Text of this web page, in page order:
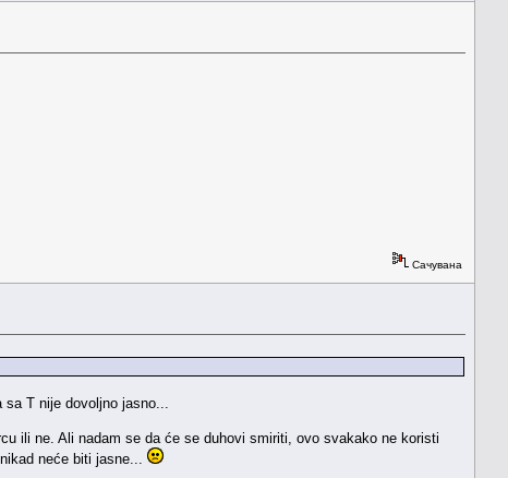
Сачувана
T nije dovoljno jasno...
ili ne. Ali nadam se da će se duhovi smiriti, ovo svakako ne koristi
neće biti jasne...